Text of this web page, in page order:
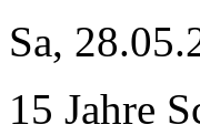
Sa,
15 Jahre